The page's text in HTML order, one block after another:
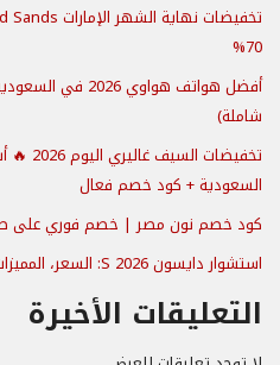
70%
أفضل هواتف هواوي
شاملة)
السعودية + كود خصم فعال
كود خصم نون مصر | خصم فوري على
استشوار دايسون S 2026: السعر، المميزات وكود خصم D82
التعليقات الأخيرة